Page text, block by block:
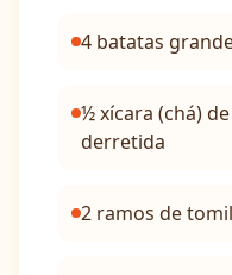
4 batatas
½ xícara (chá)
derretida
2 ramos de